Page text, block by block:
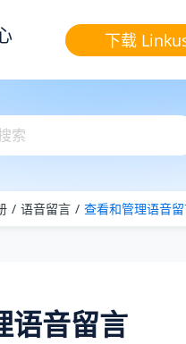
下载
语音留言 查看和管理语音
语音留言